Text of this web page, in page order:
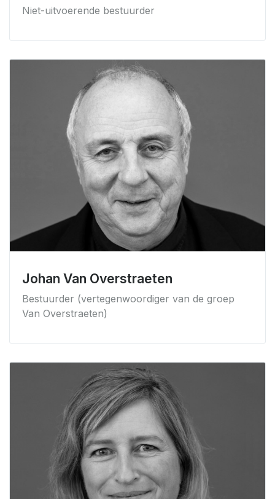
Niet-uitvoerende bestuurder
Johan Van Overstraeten
Bestuurder (vertegenwoordiger van de groep
Van Overstraeten)